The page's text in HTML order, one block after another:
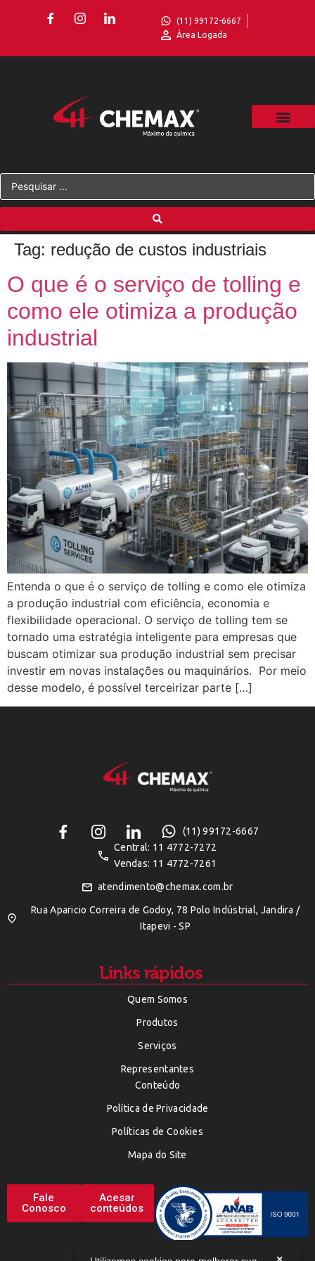
(11) 99172-6667
Área Logada
Tag: redução de custos industriais
O que é o serviço de tolling e
como ele otimiza a produção
industrial
Entenda o que é o serviço de tolling e como ele otimiza
a produção industrial com eficiência, economia e
flexibilidade operacional. O serviço de tolling tem se
tornado uma estratégia inteligente para empresas que
buscam otimizar sua produção industrial sem precisar
investir em novas instalações ou maquinários. Por meio
desse modelo, é possível terceirizar parte […]
(11) 99172-6667
Central: 11 4772-7272
Vendas: 11 4772-7261
atendimento@chemax.com.br
Rua Aparicio Correira de Godoy, 78 Polo Indústrial, Jandira /
Itapevi - SP
Links rápidos
Quem Somos
Produtos
Serviços
Representantes
Conteúdo
Política de Privacidade
Políticas de Cookies
Mapa do Site
Fale
Conosco
Acesar
conteúdos